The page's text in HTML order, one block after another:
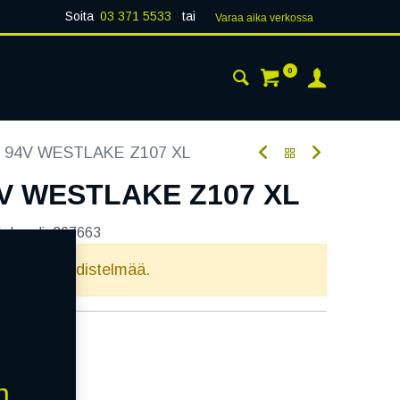
Soita 03 371 5533 tai Varaa aika verk​​​​ossa
0
94V WESTLAKE Z107 XL
WESTLAKE Z107 XL
267663
yhdistelmää.